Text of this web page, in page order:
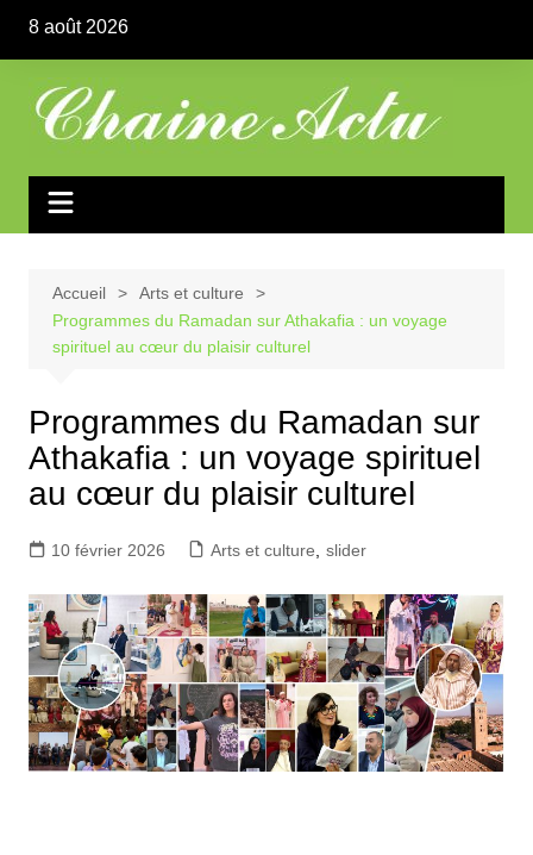
contenu
8 août 2026
Accueil
Arts et culture
Programmes du Ramadan sur Athakafia : un voyage
spirituel au cœur du plaisir culturel
Programmes du Ramadan sur
Athakafia : un voyage spirituel
au cœur du plaisir culturel
10 février 2026 Arts et culture slider